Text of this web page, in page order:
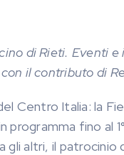
di Rieti. Eventi
il contributo di
Centro Italia: la Fie
programma fino
gli altri, il patrocinio